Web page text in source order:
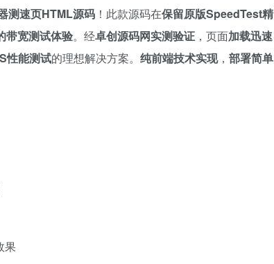
测速页HTML源码 ！此款源码在保留原版SpeedTest精
带宽测试体验。经卓创源码网实测验证 ，页面加载迅速
性能测试的理想解决方案。 纯前端技术实现， 部署简单
果